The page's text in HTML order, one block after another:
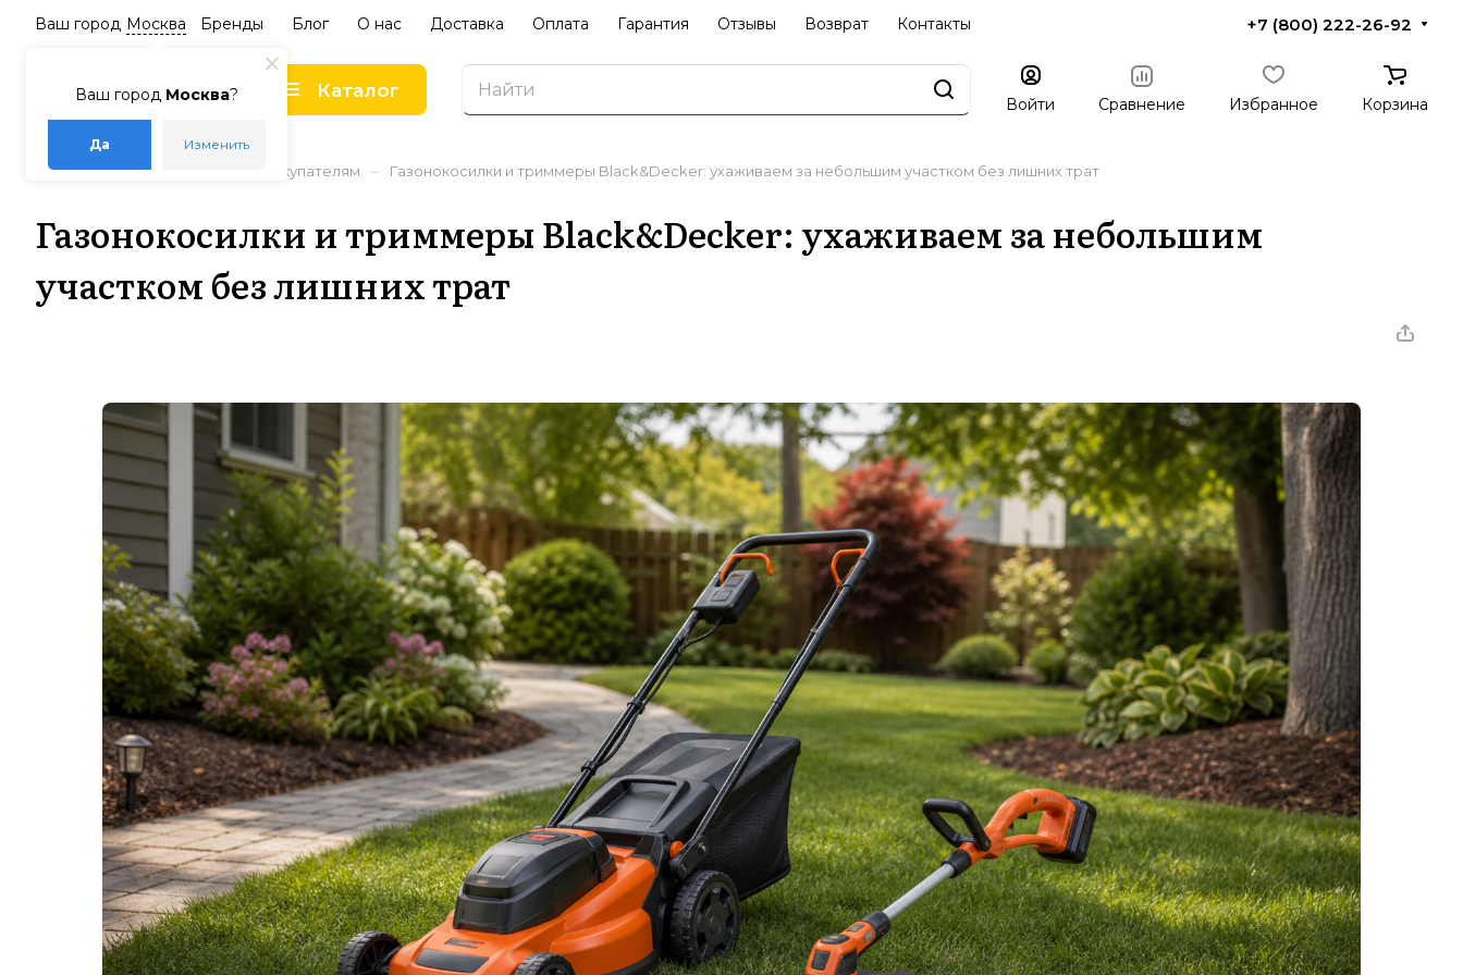
Ваш город Москва?
Да Изменить
Ваш город Москва Бренды Блог О нас Доставка Оплата Гарантия Отзывы Возврат Контакты +7 (800) 222-26-92
Каталог
Войти Сравнение Избранное Корзина
Главная – Статьи Советы покупателям – Газонокосилки и триммеры Black&Decker: ухаживаем за небольшим участком без лишних трат
Газонокосилки и триммеры Black&Decker: ухаживаем за небольшим
участком без лишних трат